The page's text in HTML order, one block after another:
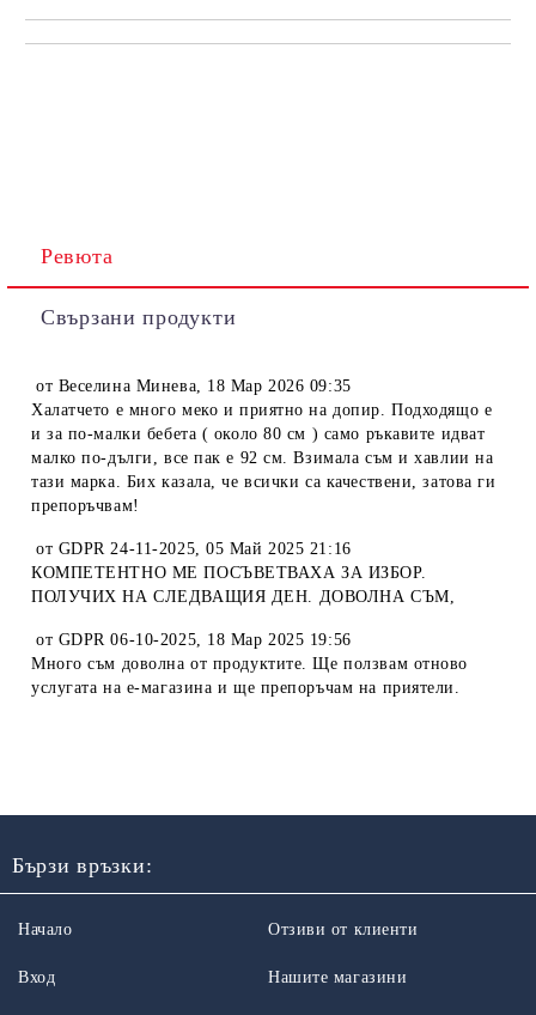
Ревюта
Свързани продукти
от Веселина Минева, 18 Мар 2026 09:35
Халатчето е много меко и приятно на допир. Подходящо е
и за по-малки бебета ( около 80 см ) само ръкавите идват
малко по-дълги, все пак е 92 см. Взимала съм и хавлии на
тази марка. Бих казала, че всички са качествени, затова ги
препоръчвам!
от GDPR 24-11-2025,05 Май 2025 21:16
КОМПЕТЕНТНО МЕ ПОСЪВЕТВАХА ЗА ИЗБОР.
ПОЛУЧИХ НА СЛЕДВАЩИЯ ДЕН. ДОВОЛНА СЪМ,
от GDPR 06-10-2025, 18 Мар 2025 19:56
Много съм доволна от продуктите. Ще ползвам отново
услугата на е-магазина и ще препоръчам на приятели.
Бързи връзки:
Начало
Вход
Отзиви от клиенти
Нашите магазини